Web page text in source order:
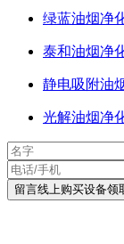
绿蓝油烟净
泰和油烟净
静电吸附油
光解油烟净